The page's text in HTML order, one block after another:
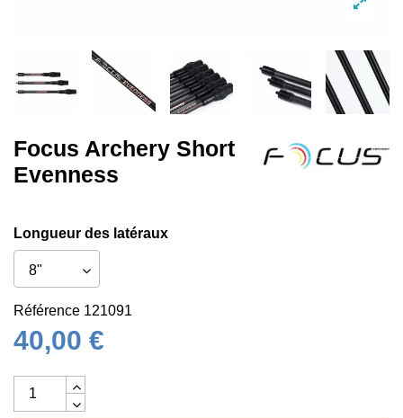
Focus Archery Short
Evenness
Longueur des latéraux
Référence 121091
40,00 €